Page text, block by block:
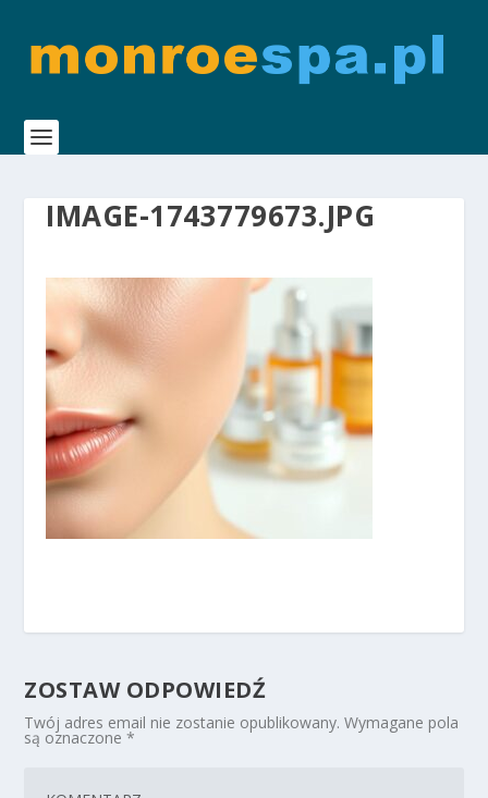
IMAGE-1743779673.JPG
ZOSTAW ODPOWIEDŹ
Twój adres email nie zostanie opublikowany. Wymagane pola
są oznaczone*